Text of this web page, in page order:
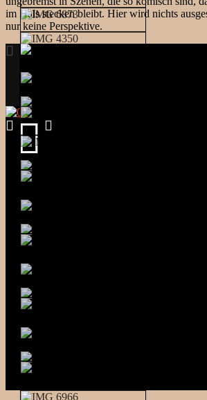
im Hals stecken bleibt. Hier wird nichts
nur keine Perspektive.